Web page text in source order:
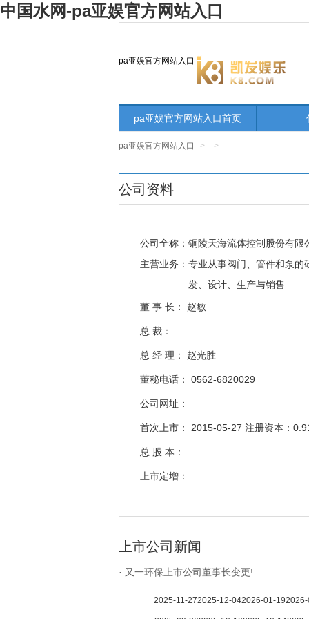
中国水网-pa亚娱官方网站入口
pa亚娱官方网站入口
pa亚娱官方网站入口首页
pa亚娱官方网站入口 > >
公司资料
公司全称： 铜陵天海流体控制股份有限
主营业务： 专业从事阀门、管件和泵的
发、设计、生产与销售
董 事 长： 赵敏
总 裁：
总 经 理： 赵光胜
董秘电话： 0562-6820029
公司网址：
首次上市： 2015-05-27 注册资本：
总 股 本：
上市定增：
上市公司新闻
· 又一环保上市公司董事长变更!
2026-01-19
2025-12-04
2025-11-27